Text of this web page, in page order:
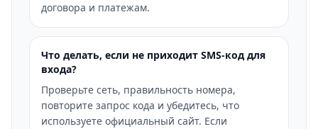
договора и платежам.
Что делать, если не приходит SMS-код для
входа?
Проверьте сеть, правильность номера,
повторите запрос кода и убедитесь, что
используете официальный сайт. Если